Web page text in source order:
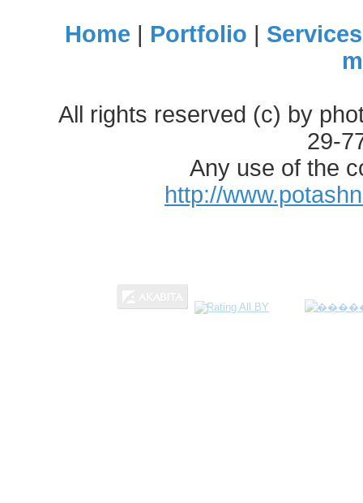
Home | Portfolio | Services
All rights reserved (c) by
29-
Any use of the
http://